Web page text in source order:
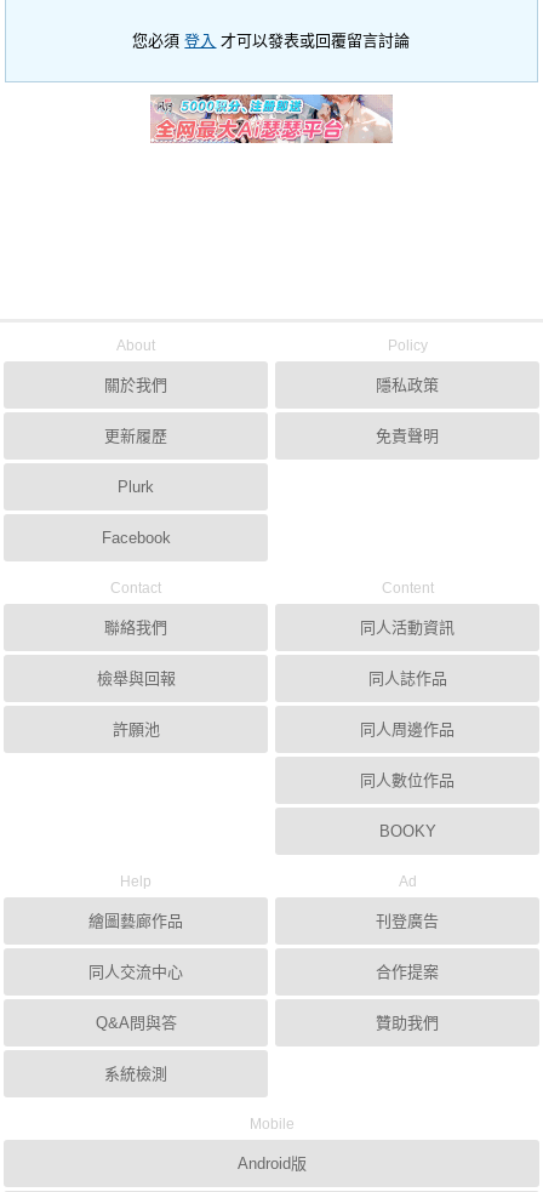
您必須登入 才可以發表或回覆留言討論
About
關於我們
更新履歷
Plurk
Facebook
Policy
隱私政策
免責聲明
Contact
聯絡我們
檢舉與回報
許願池
Content
同人活動資訊
同人誌作品
同人周邊作品
同人數位作品
BOOKY
Help
繪圖藝廊作品
同人交流中心
Q&A問與答
系統檢測
Ad
刊登廣告
合作提案
贊助我們
Mobile
Android版